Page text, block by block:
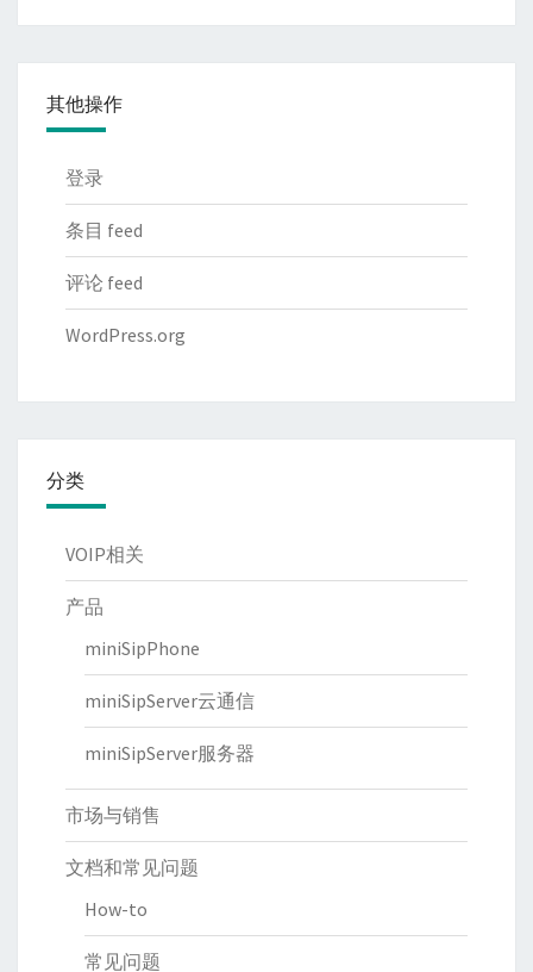
其他操作
登录
条目 feed
评论 feed
WordPress.org
分类
VOIP相关
产品
miniSipPhone
miniSipServer云通信
miniSipServer服务器
市场与销售
文档和常见问题
How-to
常见问题